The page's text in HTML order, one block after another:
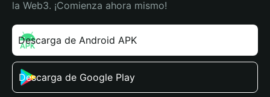
la Web3. ¡Comienza ahora mismo!
Descarga de Android APK
Descarga de Google Play